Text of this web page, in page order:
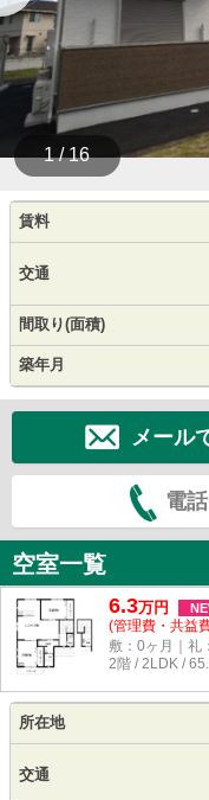
1 / 16
賃料
交通
間取り(面積)
築年月
メール
電
空室一覧
6.3万円
(管理費・共益
敷：0ヶ月｜礼
2階 / 2LDK /
所在地
交通